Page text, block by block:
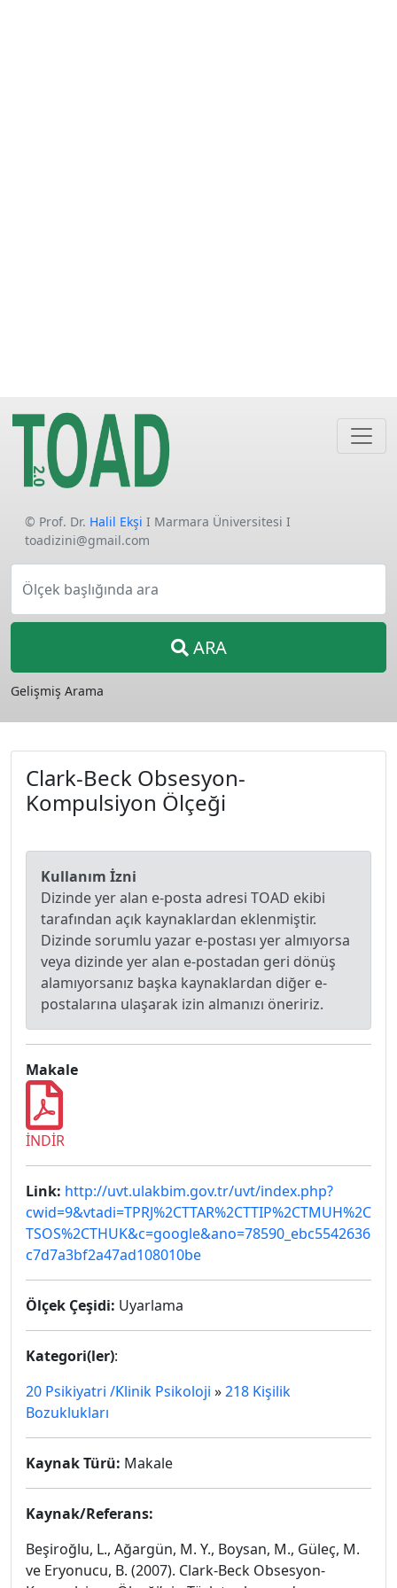
© Prof. Dr. Halil Ekşi I Marmara Üniversitesi I
toadizini@gmail.com
Ölçek başlığında ara
ARA
Gelişmiş Arama
Clark-Beck Obsesyon-
Kompulsiyon Ölçeği
Kullanım İzni
Dizinde yer alan e-posta adresi TOAD ekibi
tarafından açık kaynaklardan eklenmiştir.
Dizinde sorumlu yazar e-postası yer almıyorsa
veya dizinde yer alan e-postadan geri dönüş
alamıyorsanız başka kaynaklardan diğer e-
postalarına ulaşarak izin almanızı öneririz.
Makale
İNDİR
Link: http://uvt.ulakbim.gov.tr/uvt/index.php?
cwid=9&vtadi=TPRJ%2CTTAR%2CTTIP%2CTMUH%2C
TSOS%2CTHUK&c=google&ano=78590_ebc5542636
c7d7a3bf2a47ad108010be
Ölçek Çeşidi: Uyarlama
Kategori(ler):
20 Psikiyatri /Klinik Psikoloji »218 Kişilik
Bozuklukları
Kaynak Türü: Makale
Kaynak/Referans:
Beşiroğlu, L., Ağargün, M. Y., Boysan, M., Güleç, M.
ve Eryonucu, B. (2007). Clark-Beck Obsesyon-